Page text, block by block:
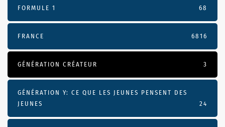
FORMULE 1 68
FRANCE 6816
GÉNÉRATION CRÉATEUR 3
GÉNÉRATION Y: CE QUE LES JEUNES PENSENT DES
JEUNES
24